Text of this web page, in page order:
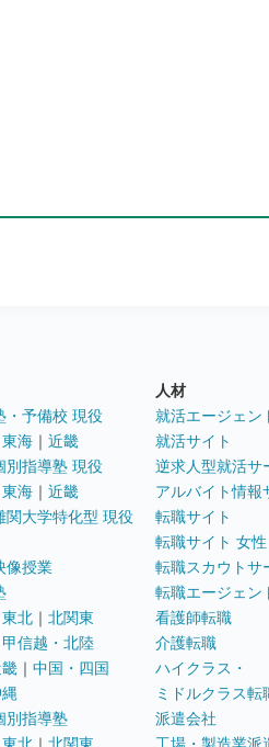
・予備校 現役
東海 ｜ 近畿
別指導塾 現役
東海 ｜ 近畿
関大学特化型 現役
像授業
東北 ｜ 北関東
甲信越・北陸
｜ 中国・四国
別指導塾
人材
就活エージェン
就活サイト
逆求人型就活サ
アルバイト情報
転職サイト
転職サイト 女性
転職スカウトサ
転職エージェン
看護師転職
介護転職
ハイクラス・
ミドルクラス転
派遣会社